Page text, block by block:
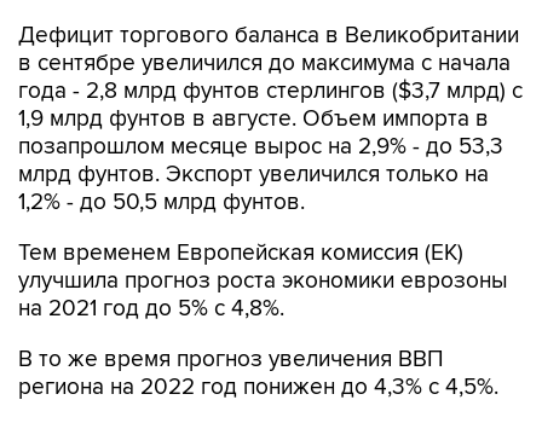
Дефицит торгового баланса в Великобритании
в сентябре увеличился до максимума с начала
года - 2,8 млрд фунтов стерлингов ($3,7 млрд) с
1,9 млрд фунтов в августе. Объем импорта в
позапрошлом месяце вырос на 2,9% - до 53,3
млрд фунтов. Экспорт увеличился только на
1,2% - до 50,5 млрд фунтов.
Тем временем Европейская комиссия (ЕК)
улучшила прогноз роста экономики еврозоны
на 2021 год до 5% с 4,8%.
В то же время прогноз увеличения ВВП
региона на 2022 год понижен до 4,3% с 4,5%.